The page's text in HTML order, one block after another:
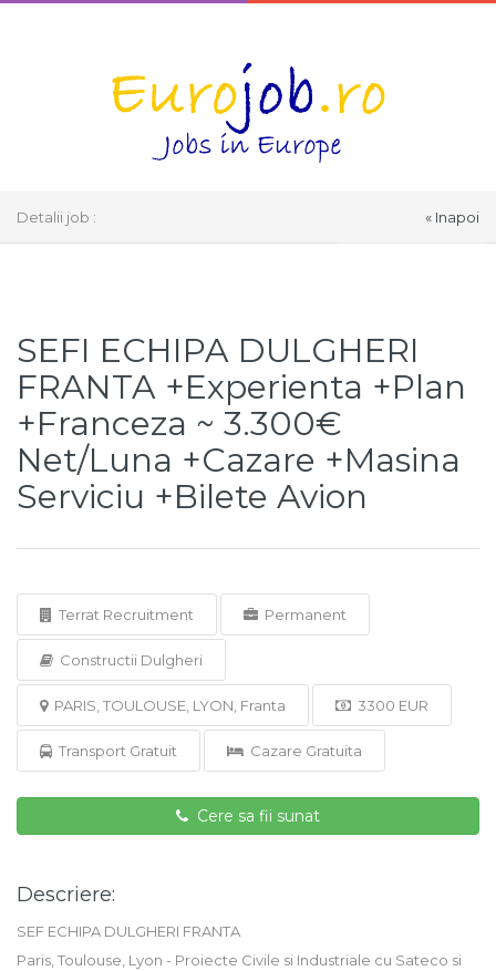
Detalii job : « Inapoi
SEFI ECHIPA DULGHERI
FRANTA +Experienta +Plan
+Franceza ~ 3.300€
Net/Luna +Cazare +Masina
Serviciu +Bilete Avion
Terrat Recruitment Permanent
Constructii Dulgheri
PARIS, TOULOUSE, LYON, Franta 3300 EUR
Transport Gratuit Cazare Gratuita
Cere sa fii sunat
Descriere:
SEF ECHIPA DULGHERI FRANTA
Paris, Toulouse, Lyon - Proiecte Civile si Industriale cu Sateco si